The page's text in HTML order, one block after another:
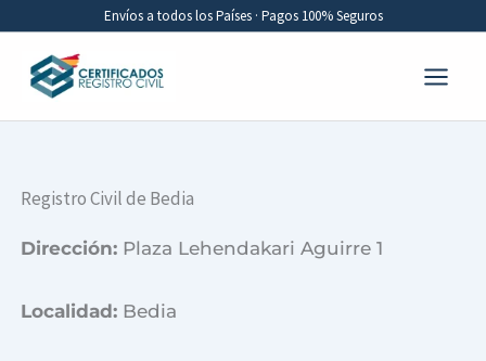
contenido
Envíos a todos los Países · Pagos 100% Seguros
Registro Civil de Bedia
Dirección: Plaza Lehendakari Aguirre 1
Localidad: Bedia